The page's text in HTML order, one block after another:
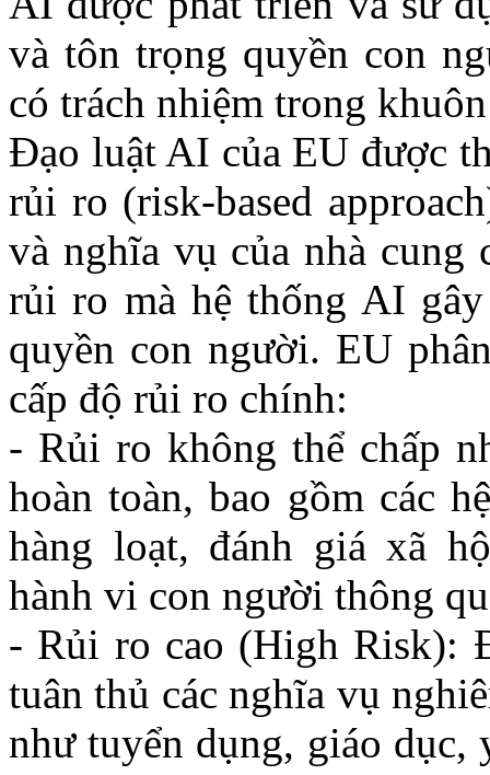
và tôn trọng quyền con
có trách nhiệm trong
Đạo luật AI của EU được
rủi ro (risk-based
và nghĩa vụ của nhà
rủi ro mà hệ thống AI
quyền con người. EU
cấp độ rủi ro chính:
- Rủi ro không thể chấp
hoàn toàn, bao gồm các
hàng loạt, đánh giá xã
hành vi con người thông
- Rủi ro cao (High Risk):
tuân thủ các nghĩa vụ
như tuyển dụng, giáo